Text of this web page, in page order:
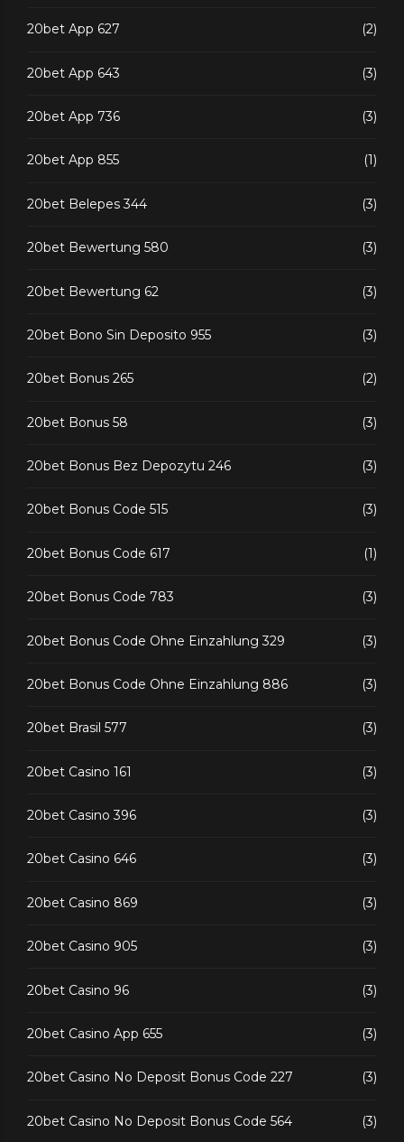
20bet App 627 (2)
20bet App 643 (3)
20bet App 736 (3)
20bet App 855 (1)
20bet Belepes 344 (3)
20bet Bewertung 580 (3)
20bet Bewertung 62 (3)
20bet Bono Sin Deposito 955 (3)
20bet Bonus 265 (2)
20bet Bonus 58 (3)
20bet Bonus Bez Depozytu 246 (3)
20bet Bonus Code 515 (3)
20bet Bonus Code 617 (1)
20bet Bonus Code 783 (3)
20bet Bonus Code Ohne Einzahlung 329 (3)
20bet Bonus Code Ohne Einzahlung 886 (3)
20bet Brasil 577 (3)
20bet Casino 161 (3)
20bet Casino 396 (3)
20bet Casino 646 (3)
20bet Casino 869 (3)
20bet Casino 905 (3)
20bet Casino 96 (3)
20bet Casino App 655 (3)
20bet Casino No Deposit Bonus Code 227 (3)
20bet Casino No Deposit Bonus Code 564 (3)